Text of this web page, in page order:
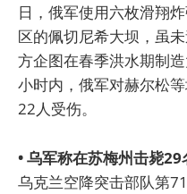
日，俄军使用六枚滑翔
区的佩切尼希大坝，虽
方企图在春季洪水期制
小时内，俄军对赫尔松
22人受伤。
• 乌军称在苏梅州击毙29
乌克兰空降突击部队第